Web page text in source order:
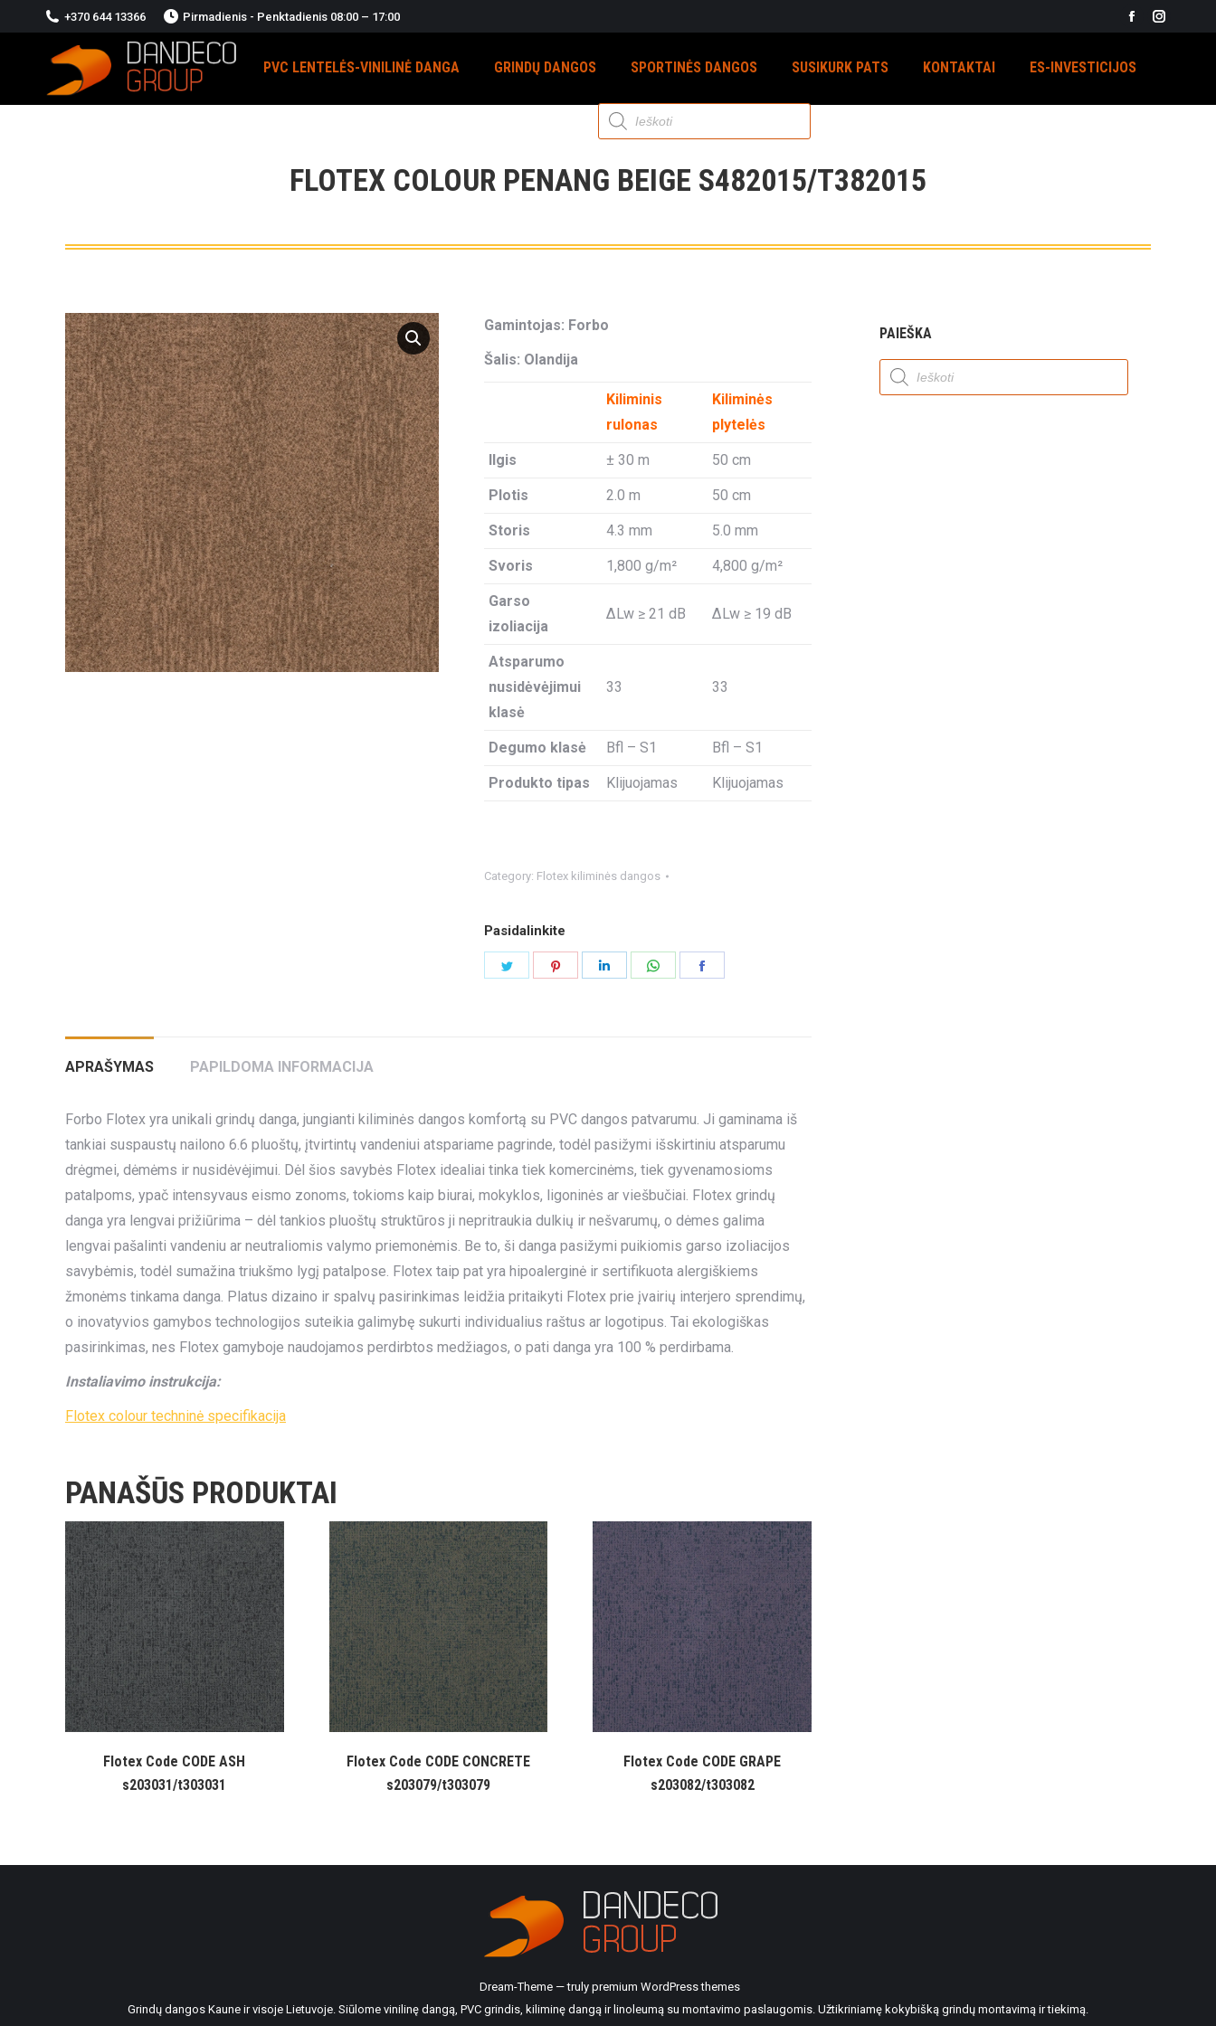
+370 644 13366 Pirmadienis - Penktadienis 08:00 – 17:00
Facebook
opens
PVC LENTELĖS-VINILINĖ DANGA GRINDŲ DANGOS SPORTINĖS DANGOS SUSIKURK PATS KONTAKTAI ES-INVESTICIJOS
Products
search
FLOTEX COLOUR PENANG BEIGE S482015/T382015
Gamintojas: Forbo
Šalis: Olandija
Kiliminis
rulonas
Kiliminės
plytelės
Ilgis ± 30 m 50 cm
Plotis 2.0 m 50 cm
Storis 4.3 mm 5.0 mm
Svoris 1,800 g/m² 4,800 g/m²
Garso
izoliacija
ΔLw ≥ 21 dB ΔLw ≥ 19 dB
Atsparumo
nusidėvėjimui
klasė
33 33
Degumo klasė Bfl – S1 Bfl – S1
Produkto tipas Klijuojamas Klijuojamas
Category: Flotex kiliminės dangos
Pasidalinkite
Share
Share
APRAŠYMAS PAPILDOMA INFORMACIJA
Forbo Flotex yra unikali grindų danga, jungianti kiliminės dangos komfortą su PVC dangos patvarumu. Ji gaminama iš
tankiai suspaustų nailono 6.6 pluoštų, įtvirtintų vandeniui atspariame pagrinde, todėl pasižymi išskirtiniu atsparumu
drėgmei, dėmėms ir nusidėvėjimui. Dėl šios savybės Flotex idealiai tinka tiek komercinėms, tiek gyvenamosioms
patalpoms, ypač intensyvaus eismo zonoms, tokioms kaip biurai, mokyklos, ligoninės ar viešbučiai. Flotex grindų
danga yra lengvai prižiūrima – dėl tankios pluoštų struktūros ji nepritraukia dulkių ir nešvarumų, o dėmes galima
lengvai pašalinti vandeniu ar neutraliomis valymo priemonėmis. Be to, ši danga pasižymi puikiomis garso izoliacijos
savybėmis, todėl sumažina triukšmo lygį patalpose. Flotex taip pat yra hipoalerginė ir sertifikuota alergiškiems
žmonėms tinkama danga. Platus dizaino ir spalvų pasirinkimas leidžia pritaikyti Flotex prie įvairių interjero sprendimų,
o inovatyvios gamybos technologijos suteikia galimybę sukurti individualius raštus ar logotipus. Tai ekologiškas
pasirinkimas, nes Flotex gamyboje naudojamos perdirbtos medžiagos, o pati danga yra 100 % perdirbama.
Instaliavimo instrukcija:
Flotex colour techninė specifikacija
PANAŠŪS PRODUKTAI
Flotex Code CODE ASH
s203031/t303031
Flotex Code CODE CONCRETE
s203079/t303079
Flotex Code CODE GRAPE
s203082/t303082
PAIEŠKA
Products
search
Dream-Theme — truly premium WordPress themes
Grindų dangos Kaune ir visoje Lietuvoje. Siūlome vinilinę dangą, PVC grindis, kiliminę dangą ir linoleumą su montavimo paslaugomis. Užtikriniamę kokybišką grindų montavimą ir tiekimą.